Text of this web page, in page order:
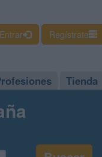
Entrar Regístrate
Tienda